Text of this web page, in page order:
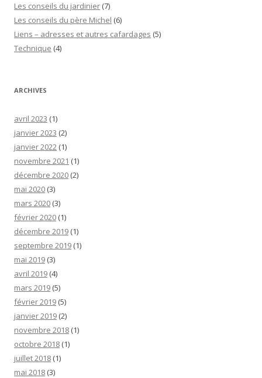
Les conseils du jardinier (7)
Les conseils du père Michel (6)
Liens – adresses et autres cafardages (5)
Technique (4)
ARCHIVES
avril 2023 (1)
janvier 2023 (2)
janvier 2022 (1)
novembre 2021 (1)
décembre 2020 (2)
mai 2020 (3)
mars 2020 (3)
février 2020 (1)
décembre 2019 (1)
septembre 2019 (1)
mai 2019 (3)
avril 2019 (4)
mars 2019 (5)
février 2019 (5)
janvier 2019 (2)
novembre 2018 (1)
octobre 2018 (1)
juillet 2018 (1)
mai 2018 (3)